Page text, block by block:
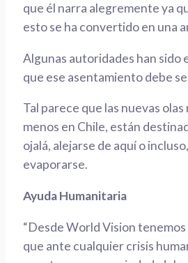
que él narra alegrementeya
esto se ha convertido en una
Algunas autoridades han sido
que ese asentamiento debe
Tal parece que las nuevas olas
menos en Chile, están
ojalá, alejarse de aquí oincluso,
evaporarse.
Ayuda Humanitaria
“DesdeWorldVisiontenemos
que ante cualquier crisis